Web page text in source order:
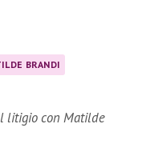
BRANDI
litigio con Matilde